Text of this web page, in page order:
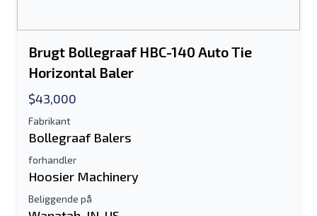
Brugt Bollegraaf HBC-140 Auto Tie
Horizontal Baler
$43,000
Fabrikant
Bollegraaf Balers
forhandler
Hoosier Machinery
Beliggende på